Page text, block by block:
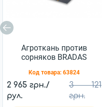
Агроткань против
сорняков BRADAS
1,1x100 м, AT9411100
Код товара: 63824
2 965 грн./
рул.
3 121
грн.